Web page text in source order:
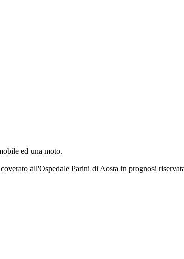
ed una moto.
all'Ospedale Parini di Aosta in prognosi